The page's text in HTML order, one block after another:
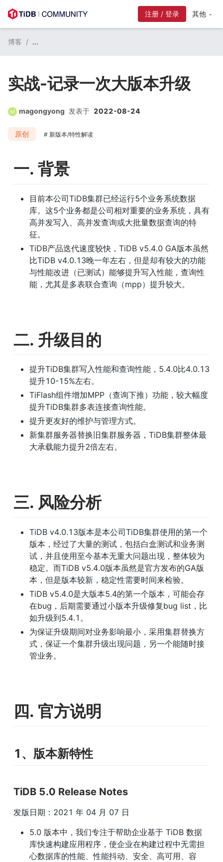
注册 / 登录 其他
博客 / ...
实战-记录一次大版本升级
magongyong 发表于 2022-08-24
原创 新版本/特性解读
一. 背景
目前本公司TiDB集群已经运行5个业务系统数据
库。这5个业务都是公司相对重要的业务系统，具有
高并发写入、高并发查询或大批量数据查询的特
征。
TiDB产品迭代速度较快，TiDB v5.4.0 GA版本虽然
比TiDB v4.0.13晚一年左右，但是却有较大的功能
与性能改进（已测试）能够提升写入性能，查询性
能，尤其是多表联合查询（mpp）提升较大。
二. 升级目的
提升TiDB集群写入性能和查询性能，5.4.0比4.0.13
提升10-15%左右。
TiFlash组件增加MPP（查询下推）功能，较大幅度
提升TiDB集群多表连接查询性能。
提升更友好的维护与管理方式。
新集群服务器替换旧集群服务器，TiDB集群整体最
大承载能力提升2倍左右。
三. 风险分析
TiDB v4.0.13版本是本公司TiDB集群使用的第一个
版本，经过了大量的测试，包括白盒测试和业务测
试，并且使用至今基本无重大问题出现，整体较为
稳定。而TiDB v5.4.0版本虽然是官方发布的GA版
本，但是版本较新，稳定性需要时间来检验。
TiDB v5.4.0是大版本5.4的第一个版本，可能会存
在bug，后期需要通过小版本升级修复bug list，比
如升级到5.4.1。
为保证升级期间对业务影响最小，采用集群替换方
式，保证一个集群升级出现问题，另一个能随时接
管业务。
四. 官方说明
1、版本新特性
TiDB 5.0 Release Notes
发版日期：2021 年 04 月 07 日
5.0 版本中，我们专注于帮助企业基于 TiDB 数据
库快速构建应用程序，使企业在构建过程中无需担
心数据库的性能、性能抖动、安全、高可用、容